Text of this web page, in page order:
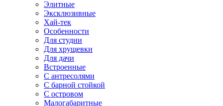
Элитные
Эксклюзивные
Хай-тек
Особенности
Для студии
Для хрущевки
Для дачи
Встроенные
С антресолями
С барной стойкой
С островом
Малогабаритные